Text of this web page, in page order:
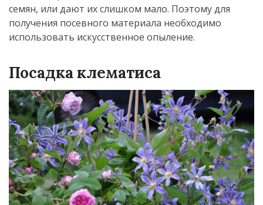
семян, или дают их слишком мало. Поэтому для
получения посевного материала необходимо
использовать искусственное опыление.
Посадка клематиса